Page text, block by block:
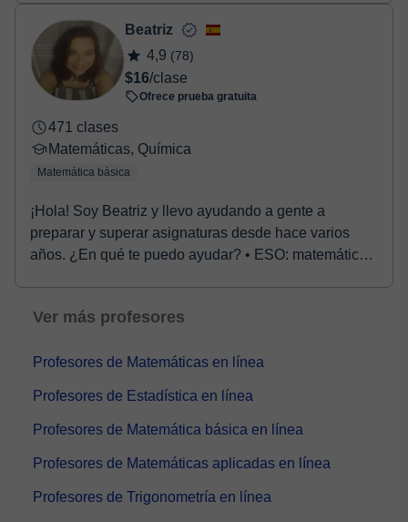
Beatriz
4,9 (78)
$16/clase
Ofrece prueba gratuita
471 clases
Matemáticas, Química
Matemática básica
¡Hola! Soy Beatriz y llevo ayudando a gente a
preparar y superar asignaturas desde hace varios
años. ¿En qué te puedo ayudar? • ESO: matemáticas,
Ver más profesores
Profesores de Matemáticas en línea
Profesores de Estadística en línea
Profesores de Matemática básica en línea
Profesores de Matemáticas aplicadas en línea
Profesores de Trigonometría en línea